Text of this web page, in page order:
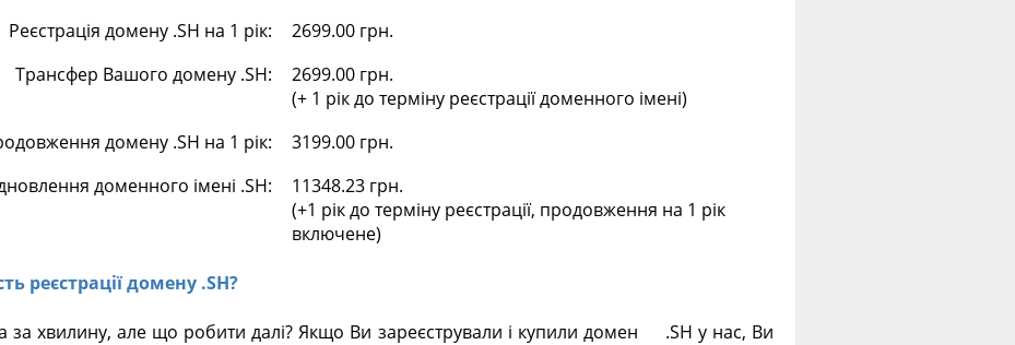
Реєстрація домену .SH на 1 рік:
2699.00 грн.
Трансфер Вашого домену .SH:
2699.00 грн.
(+ 1 рік до терміну реєстрації доменного імені)
домену .SH на 1 рік:
3199.00 грн.
доменного імені .SH:
11348.23 грн.
(+1 рік до терміну реєстрації, продовження на 1 рік
включене)
реєстрації домену .SH?
за хвилину, але що робити далі? Якщо Ви зареєстрували і купили домен .SH у нас, Ви